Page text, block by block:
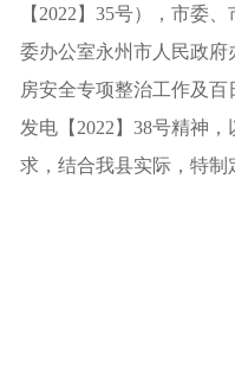
【 2022 】 35号），市委、
委办公室永州市人民政府
房安全专项整治工作及百
发电【 2022 】 38号精神，
求，结合我县实际，特制